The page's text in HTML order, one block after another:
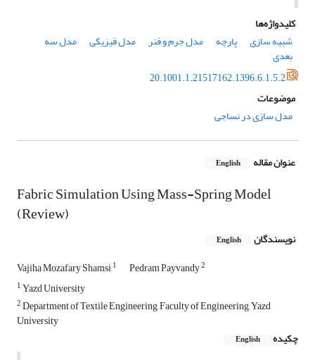
کلیدواژه‌ها
شبیه سازی
پارچه مدل جرم و فنر مدل فیزیکی مدل سه
بعدی
20.1001.1.21517162.1396.6.1.5.2
موضوعات
مدل سازی در نساجی
عنوان مقاله English
Fabric Simulation Using Mass-Spring Model
(Review)
نویسندگان English
Vajiha Mozafary Shamsi1 Pedram Payvandy2
1Yazd University
2Department of Textile Engineering, Faculty of Engineering, Yazd
University
چکیده
English